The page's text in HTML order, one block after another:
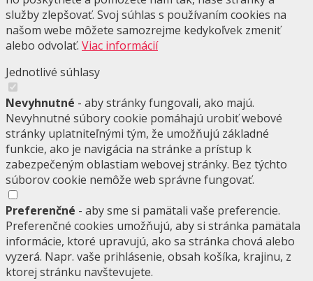
služby zlepšovať. Svoj súhlas s používaním cookies na
našom webe môžete samozrejme kedykoľvek zmeniť
alebo odvolať. Viac informácií
Jednotlivé súhlasy
Nevyhnutné - aby stránky fungovali, ako majú.
Nevyhnutné súbory cookie pomáhajú urobiť webové
stránky uplatniteľnými tým, že umožňujú základné
funkcie, ako je navigácia na stránke a prístup k
zabezpečeným oblastiam webovej stránky. Bez týchto
súborov cookie nemôže web správne fungovať.
Preferenčné - aby sme si pamätali vaše preferencie.
Preferenčné cookies umožňujú, aby si stránka pamätala
informácie, ktoré upravujú, ako sa stránka chová alebo
vyzerá. Napr. vaše prihlásenie, obsah košíka, krajinu, z
ktorej stránku navštevujete.